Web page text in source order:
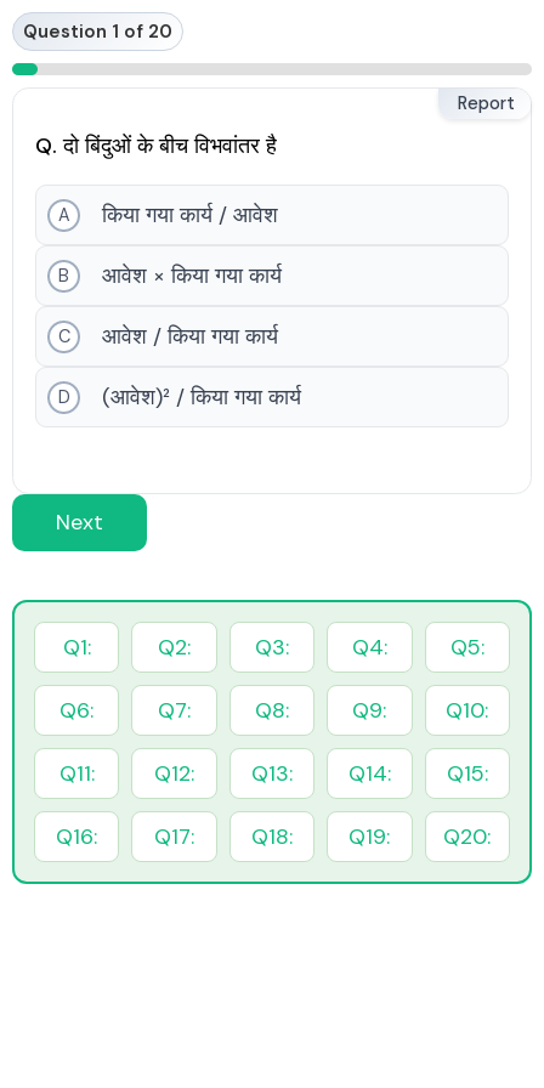
Skip
to
content
Question 1 of 20
Q. दो बिंदुओं के बीच विभवांतर है
A किया गया कार्य / आवेश
B आवेश × किया गया कार्य
C आवेश / किया गया कार्य
D (आवेश)² / किया गया कार्य
Report
Next
Q1: Q2: Q3: Q4: Q5:
Q6: Q7: Q8: Q9: Q10:
Q11: Q12: Q13: Q14: Q15:
Q16: Q17: Q18: Q19: Q20: